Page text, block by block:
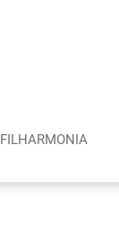
FILHARMONIА